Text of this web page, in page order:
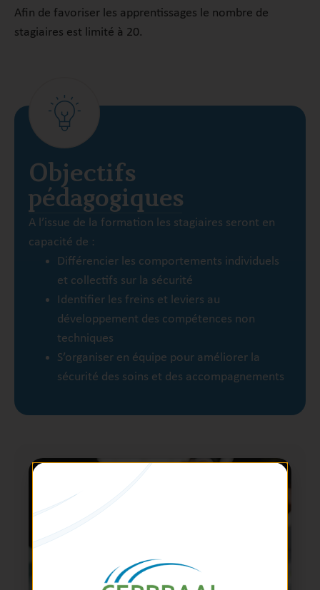
Afin de favoriser les apprentissages le nombre de
stagiaires est limité à 20.
Objectifs
pédagogiques
A l’issue de la formation les stagiaires seront en
capacité de :
Différencier les comportements individuels
et collectifs sur la sécurité
Identifier les freins et leviers au
développement des compétences non
techniques
S’organiser en équipe pour améliorer la
sécurité des soins et des accompagnements